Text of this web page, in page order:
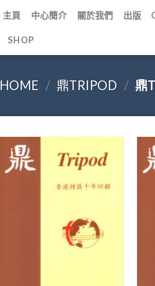
主頁 中心簡介 關於我們 出版
SHOP
HOME / 鼎TRIPOD / 鼎